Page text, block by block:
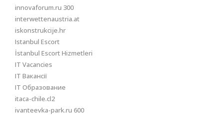
innovaforum.ru 300
interwettenaustria.at
iskonstrukcije.hr
Istanbul Escort
İstanbul Escort Hizmetleri
IT Vacancies
IT Вакансії
IT Образование
itaca-chile.cl2
ivanteevka-park.ru 600